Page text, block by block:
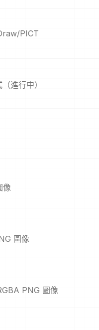
PICT
進行中）
像
圖像
PNG 圖像